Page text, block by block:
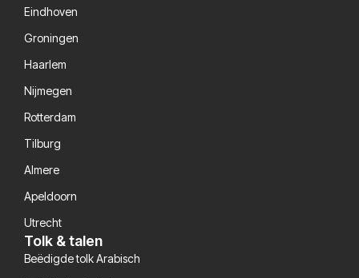
Eindhoven
Groningen
Haarlem
Nijmegen
Rotterdam
Tilburg
Almere
Apeldoorn
Utrecht
Tolk & talen
Beëdigde tolk Arabisch